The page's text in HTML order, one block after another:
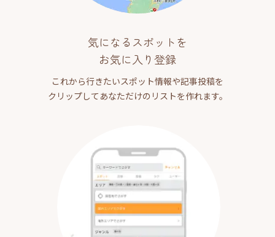
気になるスポットを
お気に入り登録
これから行きたいスポット情報や記事投稿を
クリップしてあなただけのリストを作れます。